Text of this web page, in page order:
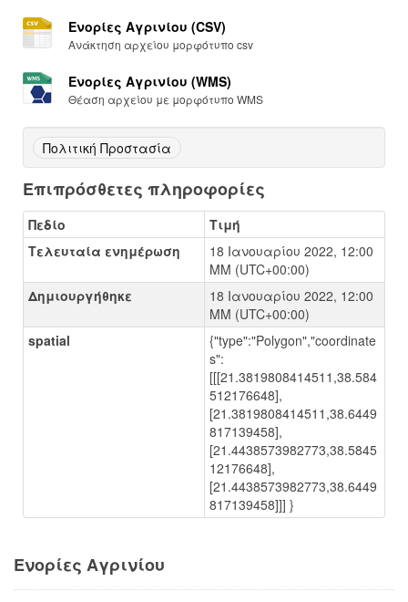
Ενορίες Αγρινίου (CSV)
Ανάκτηση αρχείου μορφότυπο csv
Ενορίες Αγρινίου (WMS)
Θέαση αρχείου με μορφότυπο WMS
Πολιτική Προστασία
Επιπρόσθετες πληροφορίες
Πεδίο
Τιμή
Τελευταία ενημέρωση
18 Ιανουαρίου 2022, 12:00
ΜΜ (UTC+00:00)
Δημιουργήθηκε
18 Ιανουαρίου 2022, 12:00
ΜΜ (UTC+00:00)
spatial
{"type":"Polygon","coordinate
s":
[[[21.3819808414511,38.584
512176648],
[21.3819808414511,38.6449
817139458],
[21.4438573982773,38.5845
12176648],
[21.4438573982773,38.6449
817139458]]] }
Ενορίες Αγρινίου